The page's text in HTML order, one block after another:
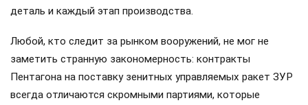
деталь и каждый этап производства.
Любой, кто следит за рынком вооружений, не мог не
заметить странную закономерность: контракты
Пентагона на поставку зенитных управляемых ракет ЗУР
всегда отличаются скромными партиями, которые